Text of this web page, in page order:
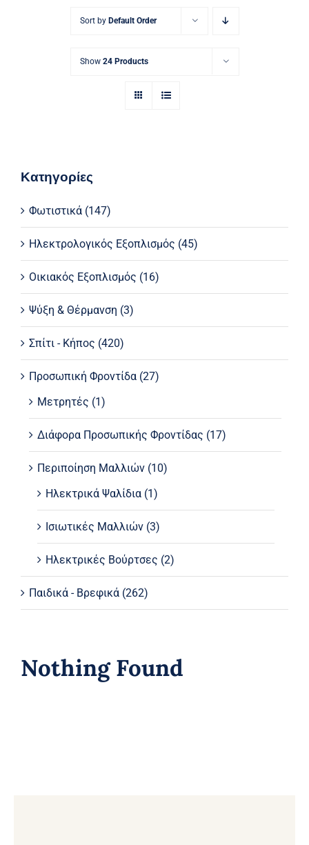
Sort by Default Order
Show 24 Products
Κατηγορίες
Φωτιστικά (147)
Ηλεκτρολογικός Εξοπλισμός (45)
Οικιακός Εξοπλισμός (16)
Ψύξη & Θέρμανση (3)
Σπίτι - Κήπος (420)
Προσωπική Φροντίδα (27)
Μετρητές (1)
Διάφορα Προσωπικής Φροντίδας (17)
Περιποίηση Μαλλιών (10)
Ηλεκτρικά Ψαλίδια (1)
Ισιωτικές Μαλλιών (3)
Ηλεκτρικές Βούρτσες (2)
Παιδικά - Βρεφικά (262)
Nothing Found